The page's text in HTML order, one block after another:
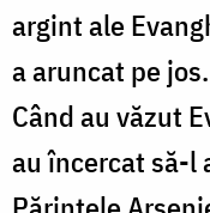
argint ale
a aruncat pe
Când au văzut
au încercat să-l